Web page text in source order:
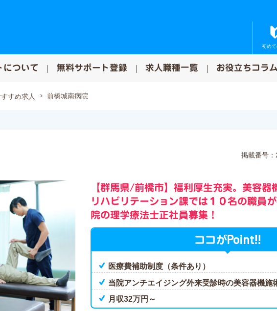
初め
について 無料サポート登録 求人職種一覧 お役立ちコラム
すめ求人 前橋城南病院
掲載番号
【群馬県/前橋市】福利厚生充実。美容器
リハビリテーション課では１０名の職員
院の理学療法士正社員募集！
ココがPoint!!
医療費補助制度（条件あり）
当院アンチエイジング外来受診時の美容器機施
月収32万円～